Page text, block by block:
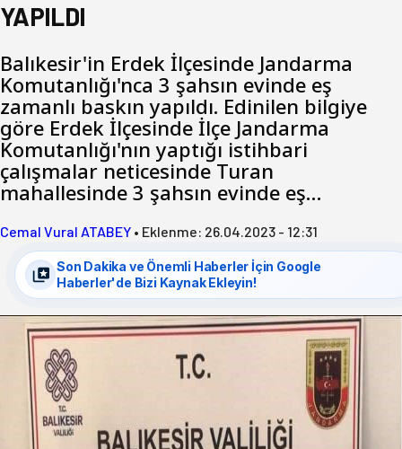
YAPILDI
Balıkesir'in Erdek İlçesinde Jandarma
Komutanlığı'nca 3 şahsın evinde eş
zamanlı baskın yapıldı. Edinilen bilgiye
göre Erdek İlçesinde İlçe Jandarma
Komutanlığı'nın yaptığı istihbari
çalışmalar neticesinde Turan
mahallesinde 3 şahsın evinde eş…
Cemal Vural ATABEY • Eklenme: 26.04.2023 - 12:31
Son Dakika ve Önemli Haberler İçin Google
Haberler'de Bizi Kaynak Ekleyin!